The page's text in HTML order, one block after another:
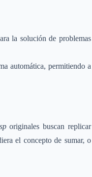
la solución de problemas
automática, permitiendo a
originales buscan replicar
el concepto de sumar, o